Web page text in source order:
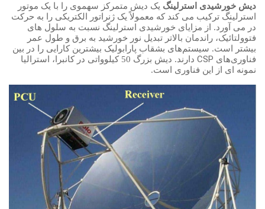
دیش خورشیدی استرلینگ یک دیش متمرکز سهموی را با یک موتور
استرلینگ ترکیب می کند که معمولاً یک ژنراتور الکتریکی را به حرکت
در می آورد. از مزایای خورشیدی استرلینگ نسبت به سلول های
فتوولتائیک، راندمان بالاتر تبدیل نور خورشید به برق و طول عمر
بیشتر است. سیستم‌های بشقاب پارابولیک بیشترین کارایی را در بین
فناوری‌های CSP
دارند. دیش بزرگ 50 کیلوواتی در کانبرا، استرالیا
نمونه ای از این فناوری است.